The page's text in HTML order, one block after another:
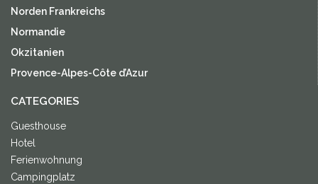
Norden Frankreichs
Normandie
Okzitanien
Provence-Alpes-Côte d’Azur
CATEGORIES
Guesthouse
Hotel
Ferienwohnung
Campingplatz